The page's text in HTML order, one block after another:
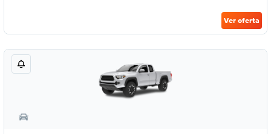
Ver oferta